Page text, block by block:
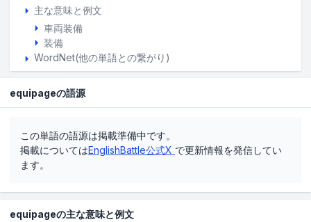
主な意味と例文
車両装備
装備
WordNet(他の単語との繋がり)
equipageの語源
この単語の語源は掲載準備中です。
掲載についてはEnglishBattle公式X で更新情報を発信してい
ます。
equipageの主な意味と例文